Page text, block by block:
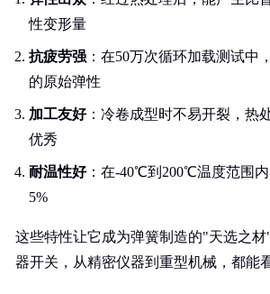
性变形量
抗疲劳强 ：在50万次循环加载测试中
的原始弹性
加工友好：冷卷成型时不易开裂，热
优秀
耐温性好：在-40℃到200℃温度范围
5%
这些特性让它成为弹簧制造的"天选之
器开关，从精密仪器到重型机械，都能